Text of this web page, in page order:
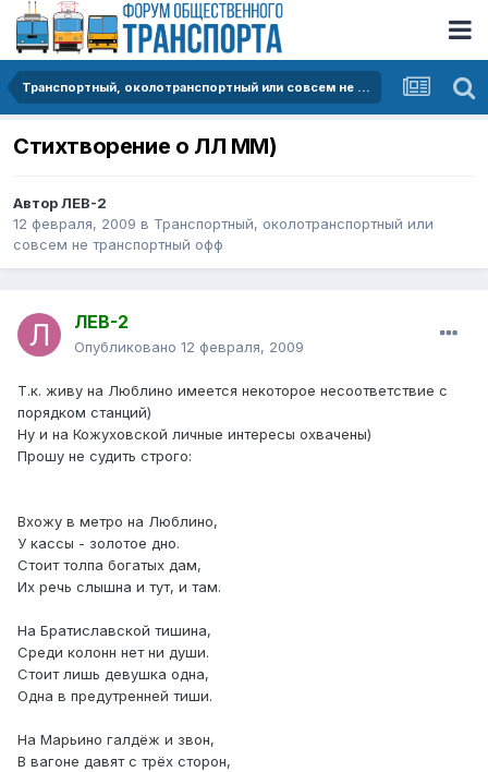
Транспортный, околотранспортный или совсем не транспортный офф
Стихтворение о ЛЛ ММ)
АвторЛЕВ-2
12 февраля, 2009 в Транспортный, околотранспортный или
совсем не транспортный офф
ЛЕВ-2
Опубликовано 12 февраля, 2009
Т.к. живу на Люблино имеется некоторое несоответствие с
порядком станций)
Ну и на Кожуховской личные интересы охвачены)
Прошу не судить строго:
Вхожу в метро на Люблино,
У кассы - золотое дно.
Стоит толпа богатых дам,
Их речь слышна и тут, и там.
На Братиславской тишина,
Среди колонн нет ни души.
Стоит лишь девушка одна,
Одна в предутренней тиши.
На Марьино галдёж и звон,
В вагоне давят с трёх сторон,